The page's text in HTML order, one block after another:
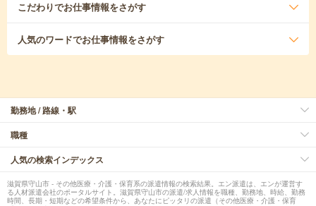
こだわりでお仕事情報をさがす
人気のワードでお仕事情報をさがす
勤務地 / 路線・駅
職種
人気の検索インデックス
滋賀県守山市 - その他医療・介護・保育系の派遣情報の検索結果。エン派遣は、エンが運営す
る人材派遣会社のポータルサイト。滋賀県守山市の派遣/求人情報を職種、勤務地、時給、勤務
時間、長期・短期などの希望条件から、あなたにピッタリの派遣（その他医療・介護・保育